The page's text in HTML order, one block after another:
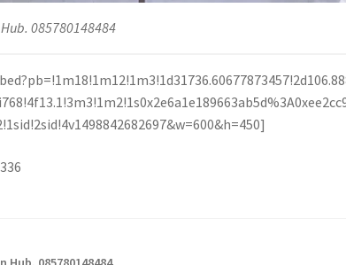
085780148484